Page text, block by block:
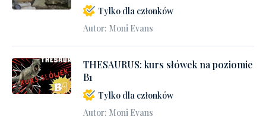
Tylko dla członków
Autor: Moni Evans
THESAURUS: kurs słówek na poziomie
B1
Tylko dla członków
Autor: Moni Evans